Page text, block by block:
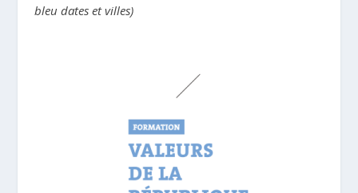
bleu dates et villes)